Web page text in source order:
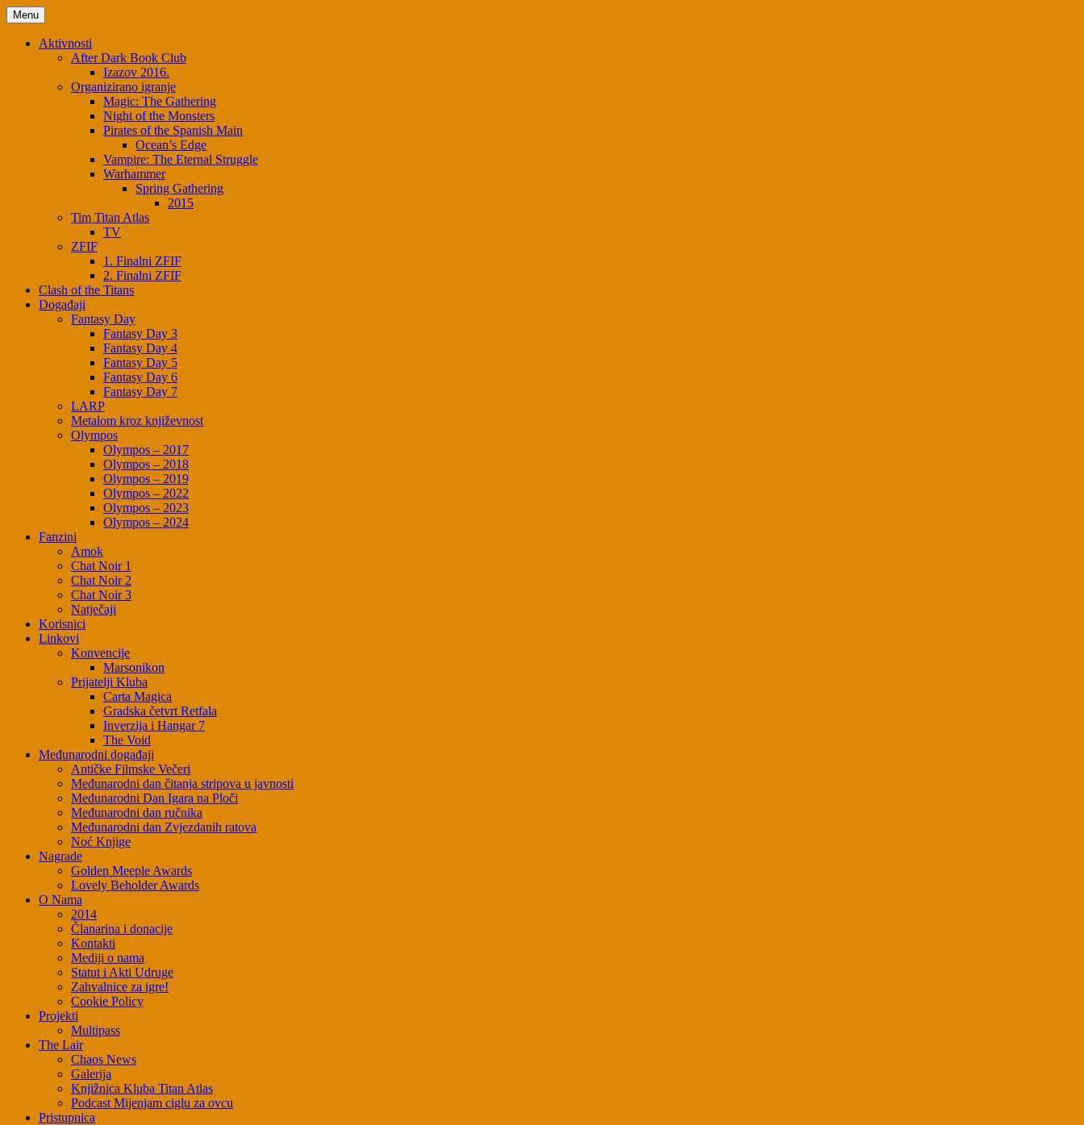
Skip
to
content
Menu
Aktivnosti
After Dark Book Club
Izazov 2016.
Organizirano igranje
Magic: The Gathering
Night of the Monsters
Pirates of the Spanish Main
Ocean’s Edge
Vampire: The Eternal Struggle
Warhammer
Spring Gathering
2015
Tim Titan Atlas
TV
ZFIF
1. Finalni ZFIF
2. Finalni ZFIF
Clash of the Titans
Događaji
Fantasy Day
Fantasy Day 3
Fantasy Day 4
Fantasy Day 5
Fantasy Day 6
Fantasy Day 7
LARP
Metalom kroz književnost
Olympos
Olympos – 2017
Olympos – 2018
Olympos – 2019
Olympos – 2022
Olympos – 2023
Olympos – 2024
Fanzini
Amok
Chat Noir 1
Chat Noir 2
Chat Noir 3
Natječaji
Korisnici
Linkovi
Konvencije
Marsonikon
Prijatelji Kluba
Carta Magica
Gradska četvrt Retfala
Inverzija i Hangar 7
The Void
Međunarodni događaji
Antičke Filmske Večeri
Međunarodni dan čitanja stripova u javnosti
Međunarodni Dan Igara na Ploči
Međunarodni dan ručnika
Međunarodni dan Zvjezdanih ratova
Noć Knjige
Nagrade
Golden Meeple Awards
Lovely Beholder Awards
O Nama
2014
Članarina i donacije
Kontakti
Mediji o nama
Statut i Akti Udruge
Zahvalnice za igre!
Cookie Policy
Projekti
Multipass
The Lair
Chaos News
Galerija
Knjižnica Kluba Titan Atlas
Podcast Mijenjam ciglu za ovcu
Pristupnica